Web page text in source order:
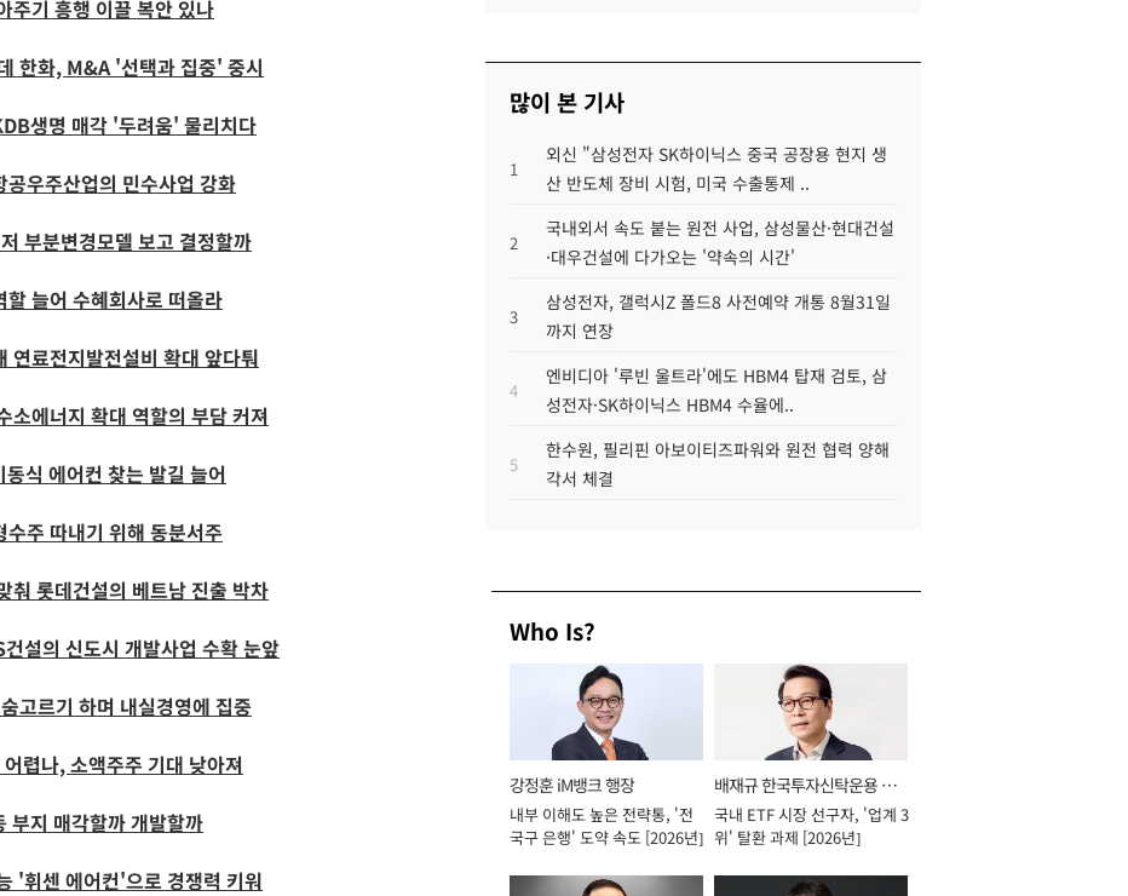
기 흥행 이끌 복안 있나
한화, M&A '선택과 집중' 중시
생명 매각 '두려움' 물리치다
우주산업의 민수사업 강화
부분변경모델 보고 결정할까
늘어 수혜회사로 떠올라
료전지발전설비 확대 앞다퉈
에너지 확대 역할의 부담 커져
식 에어컨 찾는 발길 늘어
주 따내기 위해 동분서주
롯데건설의 베트남 진출 박차
설의 신도시 개발사업 수확 눈앞
고르기 하며 내실경영에 집중
렵나, 소액주주 기대 낮아져
지 매각할까 개발할까
'휘센 에어컨'으로 경쟁력 키워
많이 본 기사
1
외신 "삼성전자 SK하이닉스 중국 공장용 현지 생
산 반도체 장비 시험, 미국 수출통제 ..
2
국내외서 속도 붙는 원전 사업, 삼성물산·현대건설
·대우건설에 다가오는 '약속의 시간'
3
삼성전자, 갤럭시Z 폴드8 사전예약 개통 8월31일
까지 연장
4
엔비디아 '루빈 울트라'에도 HBM4 탑재 검토, 삼
성전자·SK하이닉스 HBM4 수율에..
5
한수원, 필리핀 아보이티즈파워와 원전 협력 양해
각서 체결
Who Is?
강정훈 iM뱅크 행장
내부 이해도 높은 전략통, '전
국구 은행' 도약 속도 [2026년]
배재규 한국투자신탁운용 대
표이사 사장
국내 ETF 시장 선구자, '업계 3
위' 탈환 과제 [2026년]